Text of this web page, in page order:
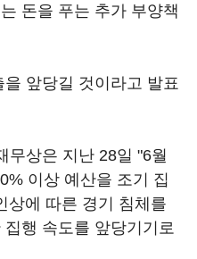
돈을 푸는 추가 부양책
앞당길 것이라고 발표
무상은 지난 28일 "6월
이상 예산을 조기 집
상에 따른 경기 침체를
행 속도를 앞당기기로